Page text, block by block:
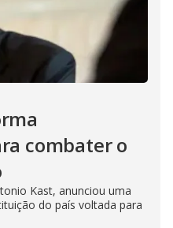
combater o
Kast, anunciou uma
do país voltada para